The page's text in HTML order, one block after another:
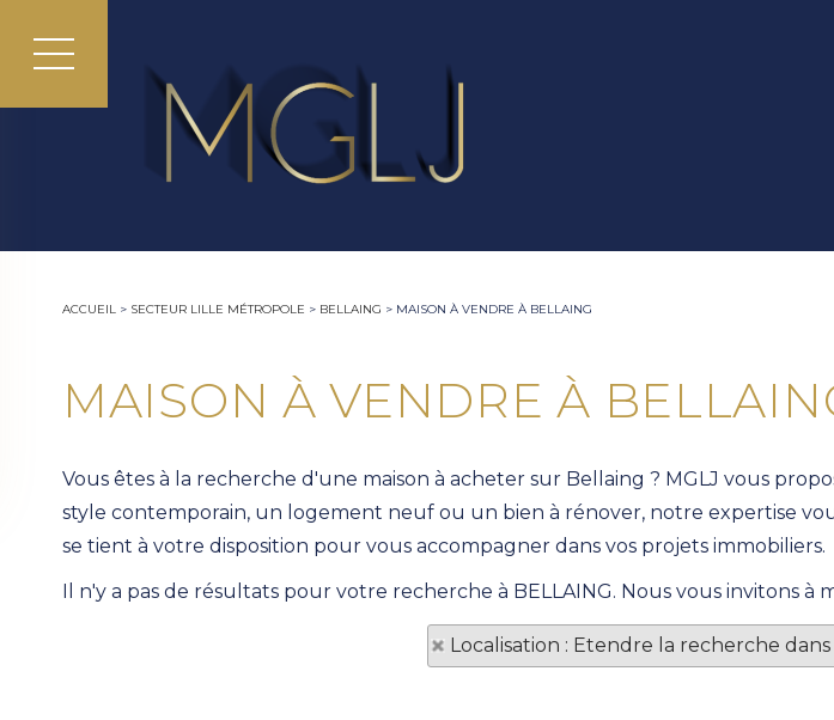
ACCUEIL > SECTEUR LILLE MÉTROPOLE > BELLAING > MAISON À VENDRE À BELLAING
MAISON À VENDRE À
Vous êtes à la recherche d'une maison à acheter sur Bellaing ? MGLJ vous
style contemporain, un logement neuf ou un bien à rénover, notre expertise
se tient à votre disposition pour vous accompagner dans vos projets immobiliers.
Il n'y a pas de résultats pour votre recherche à BELLAING. Nous vous invitons à
Localisation : Etendre la recherche